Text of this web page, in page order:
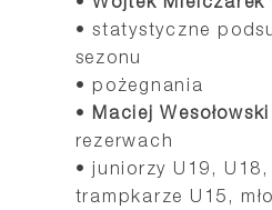
• Wojtek Mielczarek
• statystyczne
sezonu
• pożegnania
• Maciej Wesołowski
rezerwach
• juniorzy U19, U18,
trampkarze U15,